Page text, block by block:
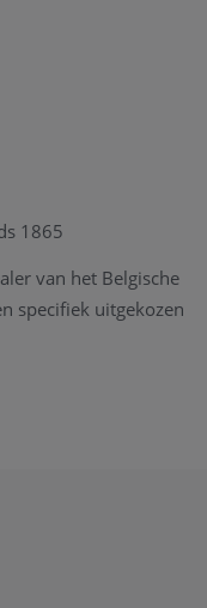
1865
van het Belgische
specifiek uitgekozen
in onze zaak.
zenden via